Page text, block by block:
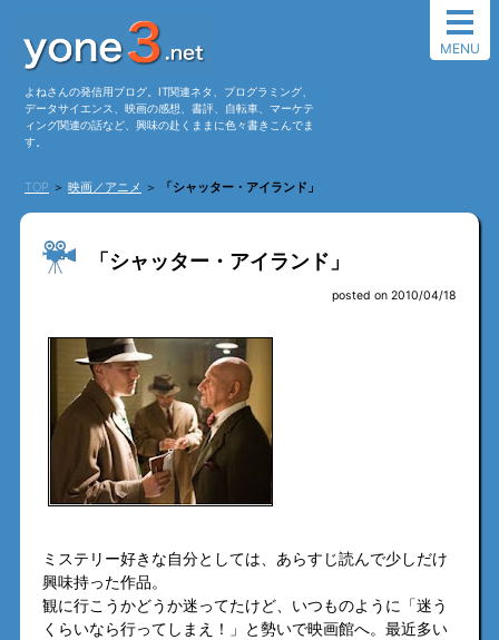
よねさんの発信用ブログ。IT関連ネタ、プログラミング、
データサイエンス、映画の感想、書評、自転車、マーケテ
ィング関連の話など、興味の赴くままに色々書きこんでま
す。
TOP ＞ 映画／アニメ ＞ 「シャッター・アイランド」
MENU
「シャッター・アイランド」
posted on 2010/04/18
ミステリー好きな自分としては、あらすじ読んで少しだけ
興味持った作品。
観に行こうかどうか迷ってたけど、いつものように「迷う
くらいなら行ってしまえ！」と勢いで映画館へ。最近多い